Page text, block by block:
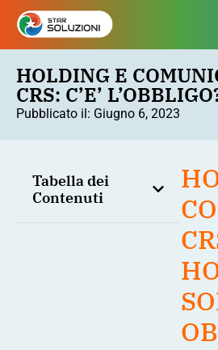
HOLDING E
CRS: C’E’
Pubblicato il: Giugno 6, 2023
Tabella dei
Contenuti